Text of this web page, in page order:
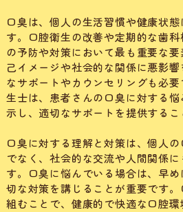
口臭は、個人の生活習慣や健康状
す。口腔衛生の改善や定期的な歯
の予防や対策において最も重要な
己イメージや社会的な関係に悪影
なサポートやカウンセリングも必
生士は、患者さんの口臭に対する
示し、適切なサポートを提供するこ
口臭に対する理解と対策は、個人
でなく、社会的な交流や人間関係
す。口臭に悩んでいる場合は、早
切な対策を講じることが重要です
組むことで、健康的で快適な口腔環